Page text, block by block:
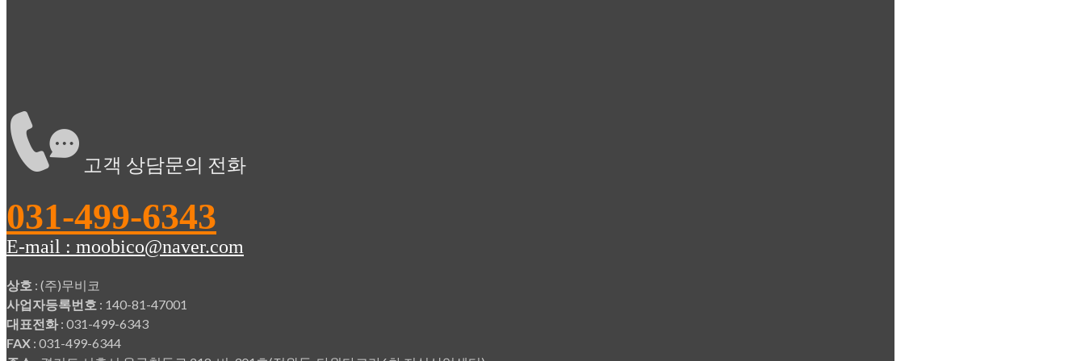
고객 상담문의 전화
031-499-6343
E-mail : moobico@naver.com
상호 : (주)무비코
사업자등록번호 : 140-81-47001
대표전화: 031-499-6343
FAX : 031-499-6344